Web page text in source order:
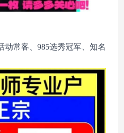
动常客、985选秀冠军、知名